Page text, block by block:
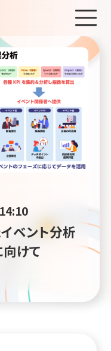
ベント分析
けて